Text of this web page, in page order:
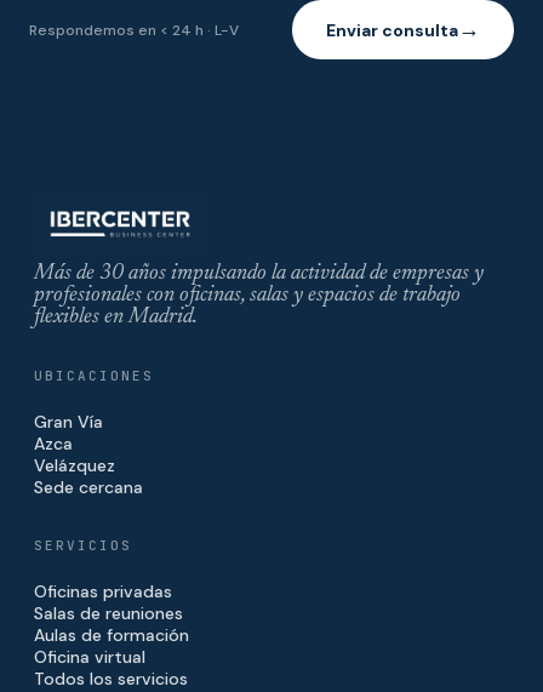
Respondemos en < 24 h · L-V Enviar consulta→
Más de 30 años impulsando la actividad de empresas y
profesionales con oficinas, salas y espacios de trabajo
flexibles en Madrid.
UBICACIONES
Gran Vía
Azca
Velázquez
Sede cercana
SERVICIOS
Oficinas privadas
Salas de reuniones
Aulas de formación
Oficina virtual
Todos los servicios